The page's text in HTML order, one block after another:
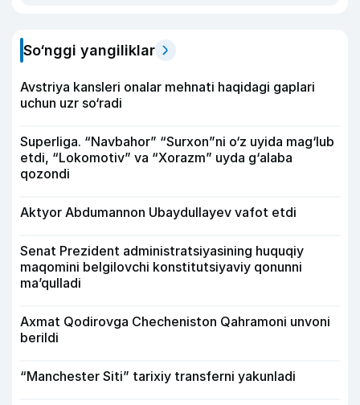
So‘nggi yangiliklar
Avstriya kansleri onalar mehnati haqidagi gaplari
uchun uzr so‘radi
Superliga. “Navbahor” “Surxon”ni o‘z uyida mag‘lub
etdi, “Lokomotiv” va “Xorazm” uyda g‘alaba
qozondi
Aktyor Abdu­mannon Ubaydullayev vafot etdi
Senat Prezident administratsiyasining huquqiy
maqomini belgilovchi konstitutsiyaviy qonunni
ma’qulladi
Axmat Qodirovga Checheniston Qahramoni unvoni
berildi
“Manchester Siti” tarixiy transferni yakunladi